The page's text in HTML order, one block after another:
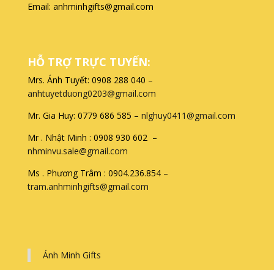
Email: anhminhgifts@gmail.com
HỖ TRỢ TRỰC TUYẾN:
Mrs. Ánh Tuyết: 0908 288 040 –
anhtuyetduong0203@gmail.com
Mr. Gia Huy: 0779 686 585 – nlghuy0411@gmail.com
Mr . Nhật Minh : 0908 930 602 –
nhminvu.sale@gmail.com
Ms . Phương Trâm : 0904.236.854 –
tram.anhminhgifts@gmail.com
Ánh Minh Gifts